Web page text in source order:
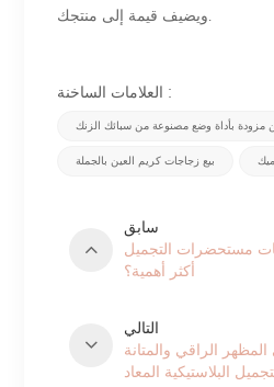
ويضيف قيمة إلى منتجك.
العلامات الساخنة :
مزودة بأداة وضع مصنوعة من سبائك الزنك
بيع زجاجات كريم العين بالجملة
سابق
مستحضرات التجميل
أكثر أهمية؟
التالي
الراقي والمتانة
البلاستيكية المعاد